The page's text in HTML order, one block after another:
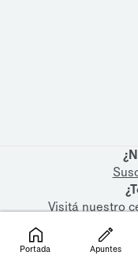
Visitá nuestro
Portada Apuntes